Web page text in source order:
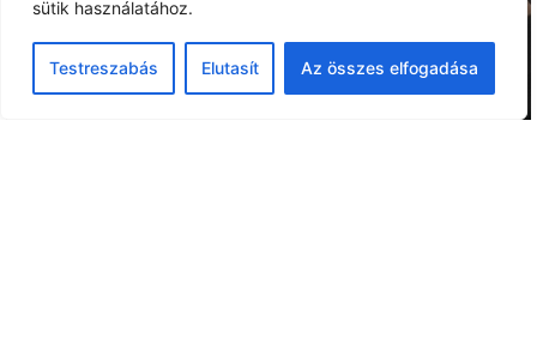
sütik használatához.
Testreszabás Elutasít Az összes elfogadása